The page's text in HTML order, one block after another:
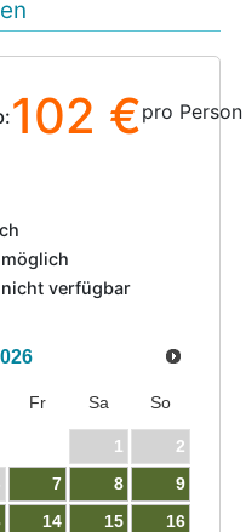
102 €pro Person
nicht verfügbar
Fr Sa So
1
2
7 8
9
14 15
16